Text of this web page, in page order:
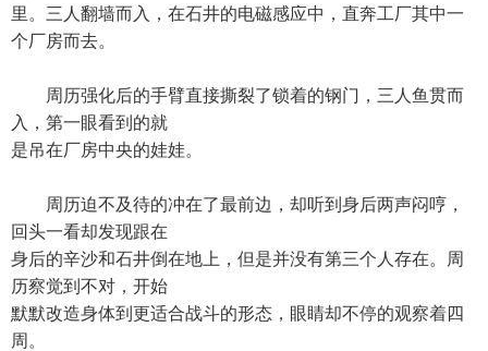
里。三人翻墙而入，在石井的电磁感应中，直奔工厂其中一
个厂房而去。
周历强化后的手臂直接撕裂了锁着的钢门，三人鱼贯而
入，第一眼看到的就
是吊在厂房中央的娃娃。
周历迫不及待的冲在了最前边，却听到身后两声闷哼，
回头一看却发现跟在
身后的辛沙和石井倒在地上，但是并没有第三个人存在。周
历察觉到不对，开始
默默改造身体到更适合战斗的形态，眼睛却不停的观察着四
周。